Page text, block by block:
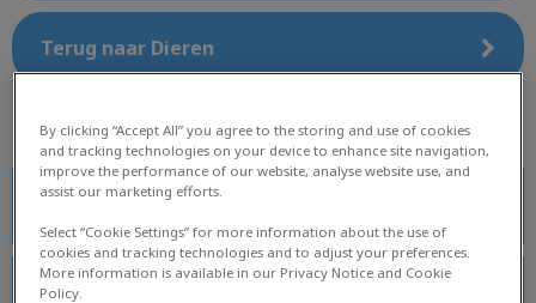
Terug naar Dieren
Huisvesting
By clicking “Accept All” you agree to the storing and use of cookies
and tracking technologies on your device to enhance site navigation,
improve the performance of our website, analyse website use, and
assist our marketing efforts.
Select “Cookie Settings” for more information about the use of
cookies and tracking technologies and to adjust your preferences.
More information is available in our Privacy Notice and Cookie
Policy.